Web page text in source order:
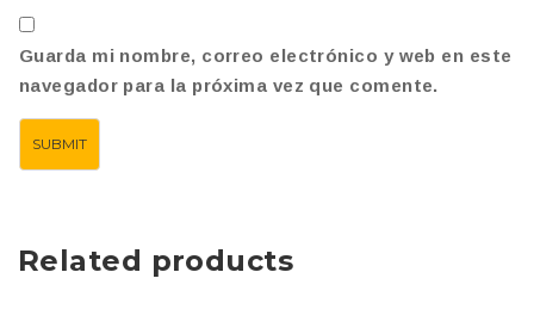
Guarda mi nombre, correo electrónico y web en este
navegador para la próxima vez que comente.
Related products